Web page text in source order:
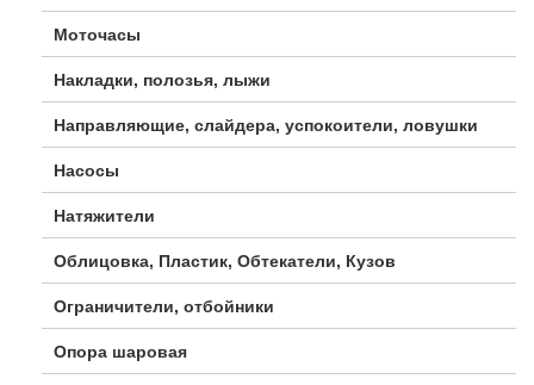
Моточасы
Накладки, полозья, лыжи
Направляющие, слайдера, успокоители, ловушки
Насосы
Натяжители
Облицовка, Пластик, Обтекатели, Кузов
Ограничители, отбойники
Опора шаровая